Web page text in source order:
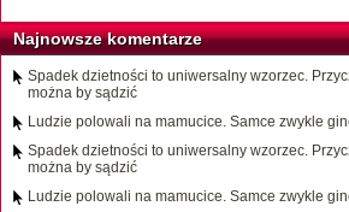
Najnowsze komentarze
Spadek dzietności to uniwersalny wzorzec.
można by sądzić
Ludzie polowali na mamucice. Samce zwykle
Spadek dzietności to uniwersalny wzorzec.
można by sądzić
Ludzie polowali na mamucice. Samce zwykle